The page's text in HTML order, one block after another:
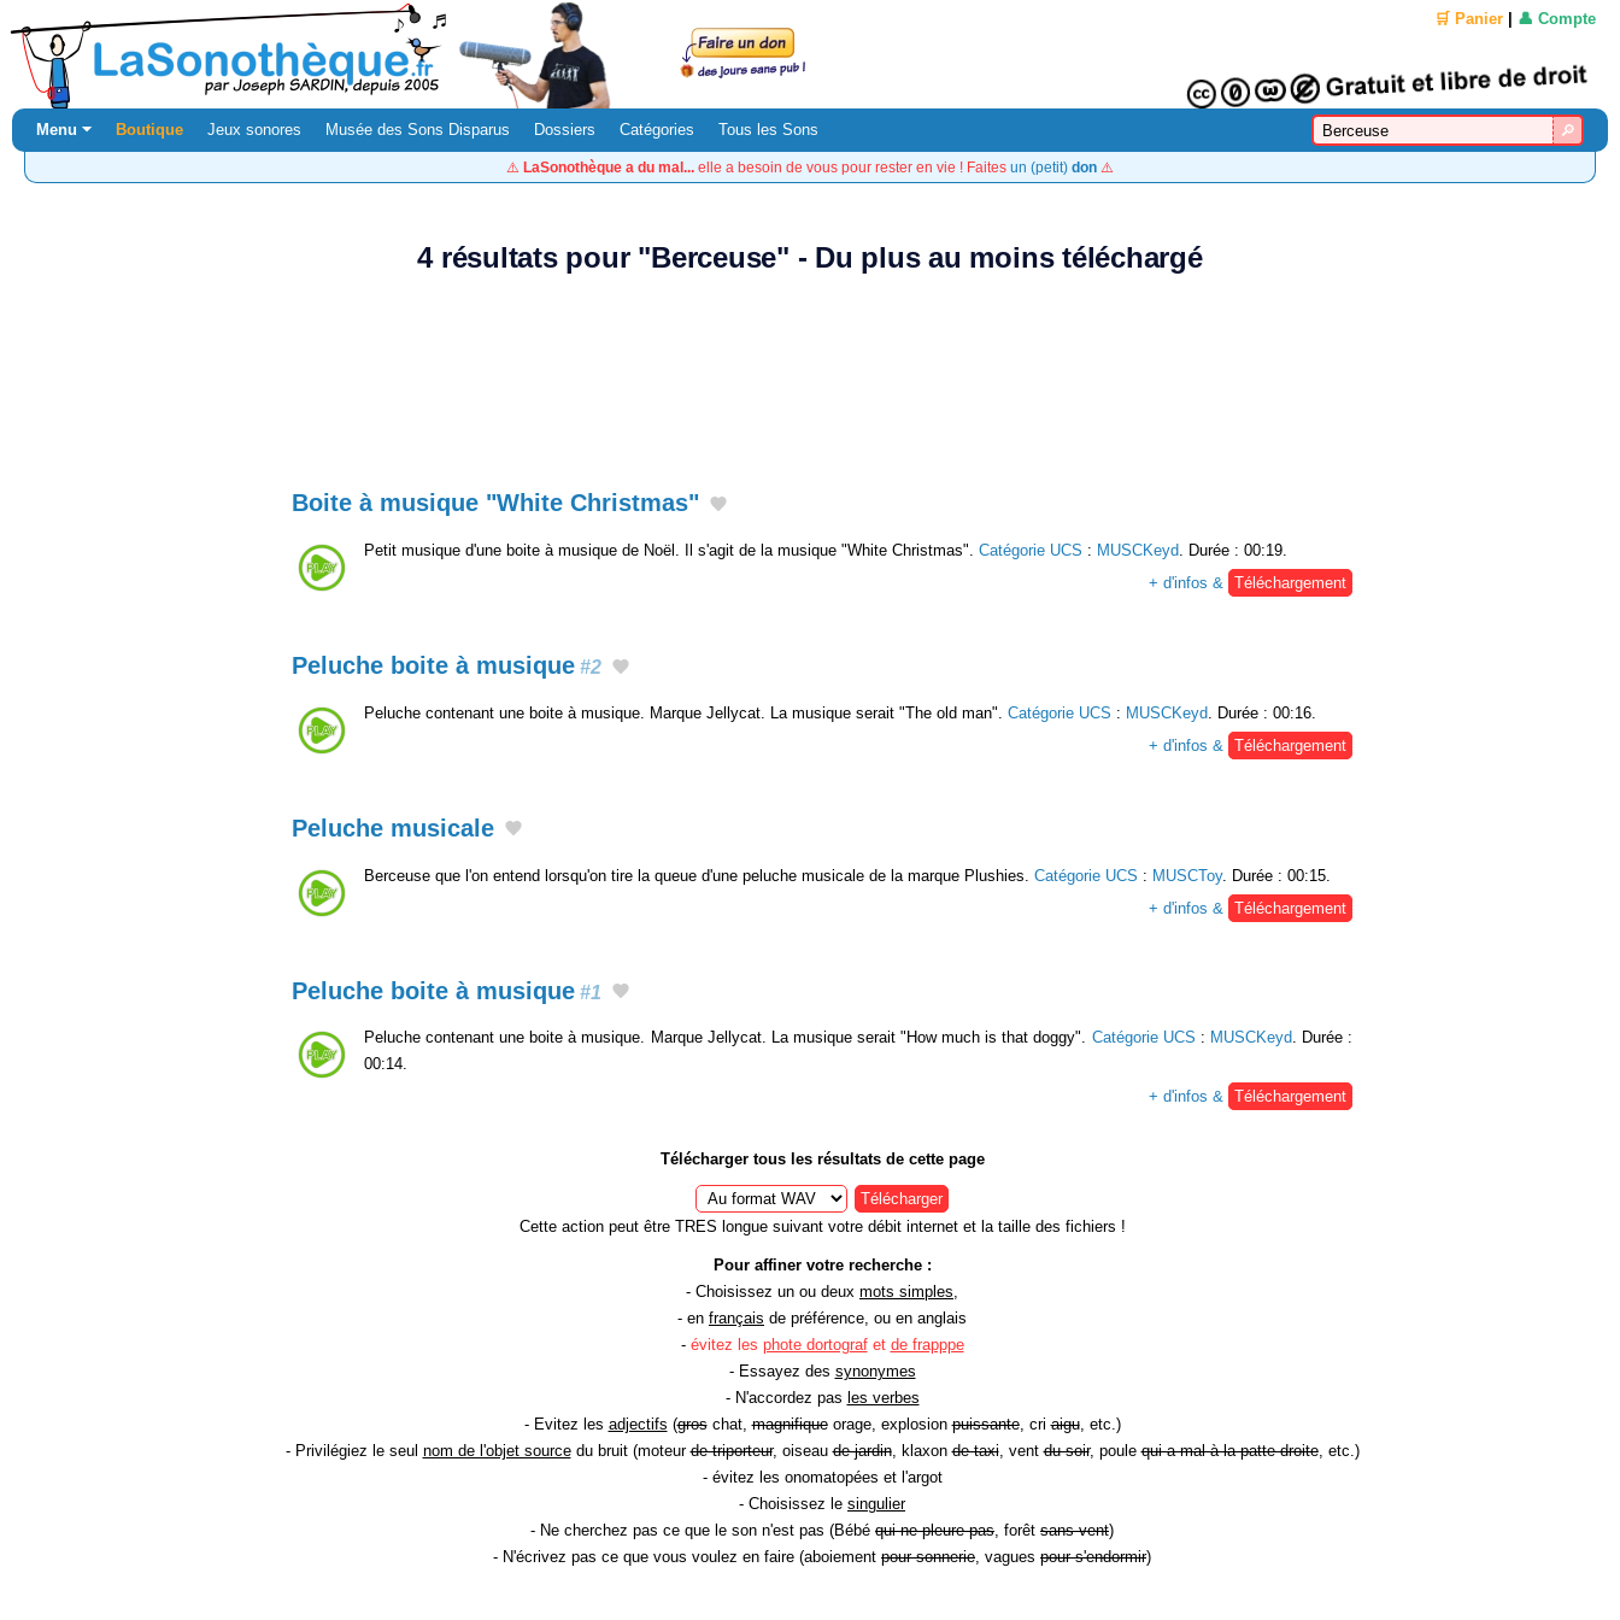
🛒 Panier 👤 Compte
Menu ⏷ Boutique Jeux sonores Musée des Sons Disparus Dossiers Catégories Tous les Sons
⚠️ LaSonothèque a du mal... elle a besoin de vous pour rester en vie ! Faites un (petit) don ⚠️
4 résultats pour "Berceuse" - Du plus au moins téléchargé
Boite à musique "White Christmas"
Petit musique d'une boite à musique de Noël. Il s'agit de la musique "White Christmas". Catégorie UCS : MUSCKeyd . Durée : 00:19.
+ d'infos &
Téléchargement
Peluche boite à musique #2
Peluche contenant une boite à musique. Marque Jellycat. La musique serait "The old man". Catégorie UCS : MUSCKeyd . Durée : 00:16.
+ d'infos &
Téléchargement
Peluche musicale
Berceuse que l'on entend lorsqu'on tire la queue d'une peluche musicale de la marque Plushies. Catégorie UCS : MUSCToy. Durée : 00:15.
+ d'infos &
Téléchargement
Peluche boite à musique #1
Peluche contenant une boite à musique. Marque Jellycat. La musique serait "How much is that doggy". Catégorie UCS : MUSCKeyd. Durée :
00:14.
+ d'infos & Téléchargement
Télécharger tous les résultats de cette page
Télécharger
Cette action peut être TRES longue suivant votre débit internet et la taille des fichiers !
Pour affiner votre recherche :
- Choisissez un ou deux mots simples,
- en français de préférence, ou en anglais
- évitez les phote dortografet de frapppe
- Essayez des synonymes
- N'accordez pas les verbes
- Evitez les adjectifs (groschat,magnifiqueorage, explosionpuissante, criaigu, etc.)
- Privilégiez le seul nom de l'objet sourcedu bruit (moteurde triporteur, oiseaude jardin, klaxonde taxi, ventdu soir, poulequi a mal à la patte droite, etc.)
- évitez les onomatopées et l'argot
- Choisissez le singulier
- Ne cherchez pas ce que le son n'est pas (Bébé qui ne pleure pas, forêt sans vent)
- N'écrivez pas ce que vous voulez en faire (aboiement pour sonnerie, vagues pour s'endormir)